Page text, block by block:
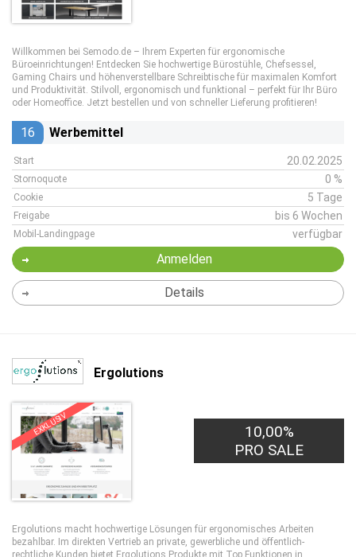
Willkommen bei Semodo.de – Ihrem Experten für ergonomische
Büroeinrichtungen! Entdecken Sie hochwertige Bürostühle, Chefsessel,
Gaming Chairs und höhenverstellbare Schreibtische für maximalen Komfort
und Produktivität. Stilvoll, ergonomisch und funktional – perfekt für Ihr Büro
oder Homeoffice. Jetzt bestellen und von schneller Lieferung profitieren!
16 Werbemittel
Start 20.02.2025
Stornoquote 0 %
Cookie 5 Tage
Freigabe bis 6 Wochen
Mobil-Landingpage verfügbar
Anmelden
Details
Ergolutions
EXKLUSIV
10,00%
PRO SALE
Ergolutions macht hochwertige Lösungen für ergonomisches Arbeiten
bezahlbar. Im direkten Vertrieb an private, gewerbliche und öffentlich-
rechtliche Kunden bietet Ergolutions Produkte mit Top Funktionen in